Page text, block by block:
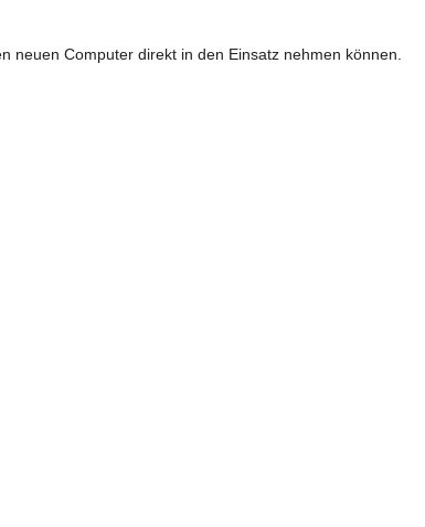
neuen Computer direkt in den Einsatz nehmen können.